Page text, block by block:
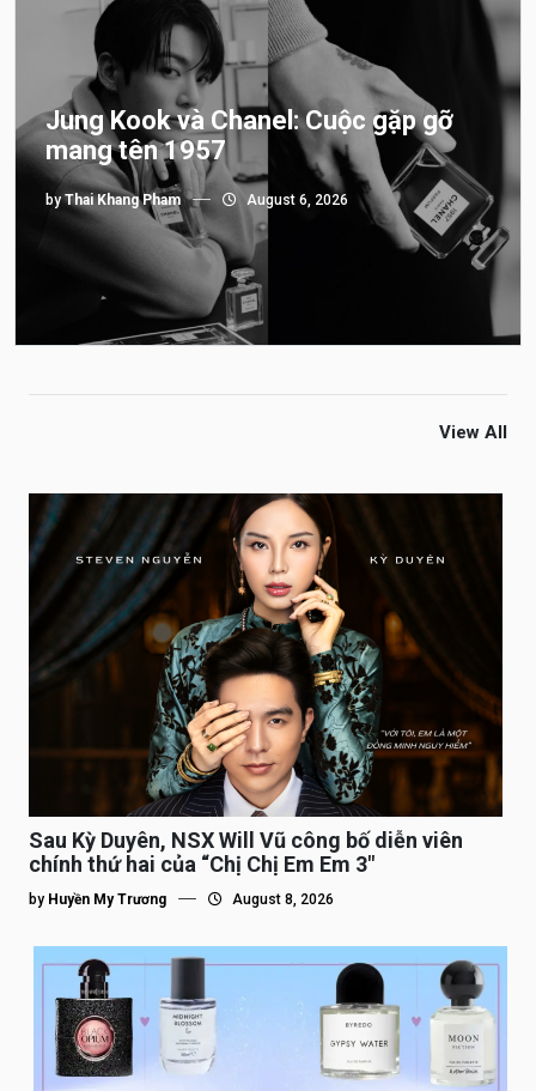
Jung Kook và Chanel: Cuộc gặp gỡ
mang tên 1957
byThai Khang Pham August 6, 2026
View All
Sau Kỳ Duyên, NSX Will Vũ công bố diễn viên
chính thứ hai của “Chị Chị Em Em 3″
by Huyền My Trương August 8, 2026